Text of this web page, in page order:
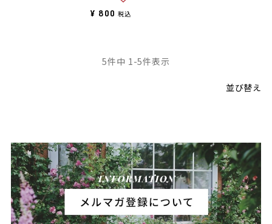
¥ 800 税込
並び替え
5件中 1-5件表示